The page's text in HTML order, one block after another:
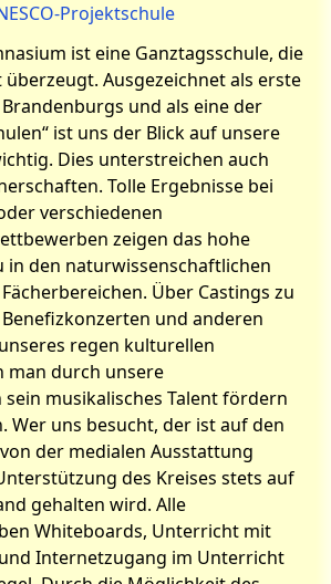
Projektschule
ist eine Ganztagsschule, die
Ausgezeichnet als erste
Brandenburgs und als eine der
ist uns der Blick auf unsere
Dies unterstreichen auch
Tolle Ergebnisse bei
verschiedenen
zeigen das hohe
in den naturwissenschaftlichen
Über Castings zu
und anderen
regen kulturellen
man durch unsere
musikalisches Talent fördern
Wer uns besucht, der ist auf den
der medialen Ausstattung
des Kreises stets auf
gehalten wird. Alle
Whiteboards, Unterricht mit
Internetzugang im Unterricht